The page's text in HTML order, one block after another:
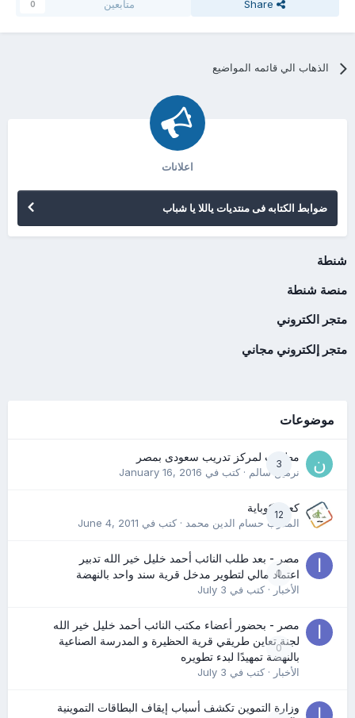
Share متابعين 0
الذهاب الي قائمه المواضيع
اعلانات
ضوابط الكتابه فى منتديات ياللا يا شباب
شنطة
منصة شنطة
متجر الكتروني
متجر إلكتروني مجاني
موضوعات
3
مطلوب لمركز تدريب سعودى بمصر
نرمين سالم· كتب في January 16, 2016
12
كعب كوباية
المدرب حسام الدين محمد· كتب في June 4, 2011
0
مصر - بعد طلب النائب أحمد خليل خير الله تدبير
اعتماد مالي لتطوير مدخل قرية سند واحد بالنهضة
الأخبار· كتب في July 3
0
مصر - بحضور أعضاء مكتب النائب أحمد خليل خير الله
لجنة تعاين طريقي قرية الحظيرة و المدرسة الصناعية
بالنهضة تمهيدًا لبدء تطويره
الأخبار· كتب في July 3
وزارة التموين تكشف أسباب إيقاف البطاقات التموينية